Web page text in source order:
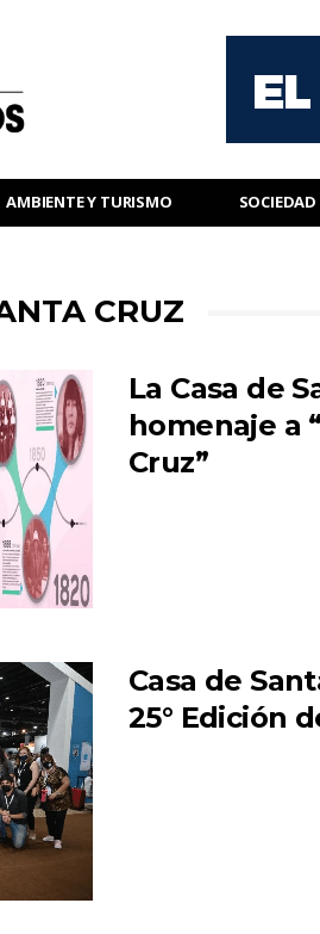
AMBIENTE Y TURISMO
CRUZ
La Casa de
homenaje a
Cruz”
Casa de
25° Edición